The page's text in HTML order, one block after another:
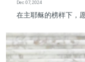
Dec 07, 2024
在主耶稣的榜样下，